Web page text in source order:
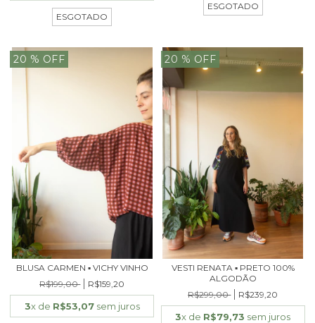
ESGOTADO
ESGOTADO
20 % OFF
BLUSA CARMEN ▪ VICHY VINHO
R$199,00
R$159,20
3x de R$53,07sem juros
20 % OFF
VESTI RENATA ▪ PRETO 100%
ALGODÃO
R$299,00
R$239,20
3x de R$79,73 sem juros